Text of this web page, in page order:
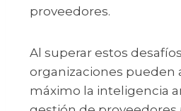
proveedores.
Al superar estos
organizaciones pueden
máximo la inteligencia